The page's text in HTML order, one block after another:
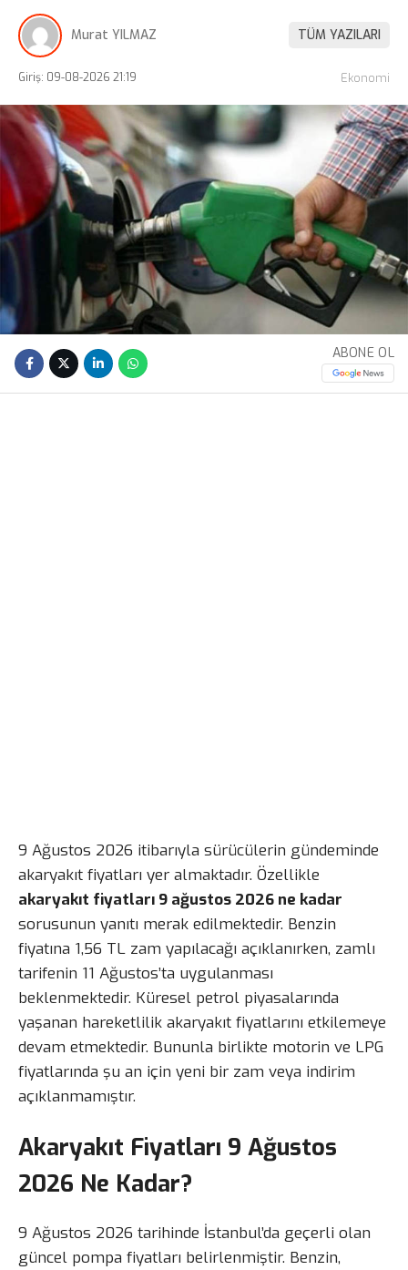
Murat YILMAZ TÜM YAZILARI
Giriş: 09-08-2026 21:19 Ekonomi
ABONE OL
9 Ağustos 2026 itibarıyla sürücülerin gündeminde
akaryakıt fiyatları yer almaktadır. Özellikle
akaryakıt fiyatları 9 ağustos 2026 ne kadar
sorusunun yanıtı merak edilmektedir. Benzin
fiyatına 1,56 TL zam yapılacağı açıklanırken, zamlı
tarifenin 11 Ağustos’ta uygulanması
beklenmektedir. Küresel petrol piyasalarında
yaşanan hareketlilik akaryakıt fiyatlarını etkilemeye
devam etmektedir. Bununla birlikte motorin ve LPG
fiyatlarında şu an için yeni bir zam veya indirim
açıklanmamıştır.
Akaryakıt Fiyatları 9 Ağustos
2026 Ne Kadar?
9 Ağustos 2026 tarihinde İstanbul’da geçerli olan
güncel pompa fiyatları belirlenmiştir. Benzin,